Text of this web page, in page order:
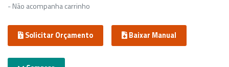
- Não acompanha carrinho
Solicitar Orçamento Baixar Manual